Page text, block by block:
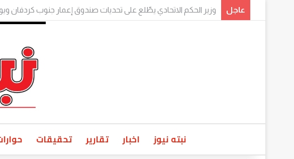
عاجل ​برئاسة وزير الحكم الاتحادي.. اجتماع موسع لولاة الولايات بالخرطوم
نبته نيوز اخبار تقارير تحقيقات